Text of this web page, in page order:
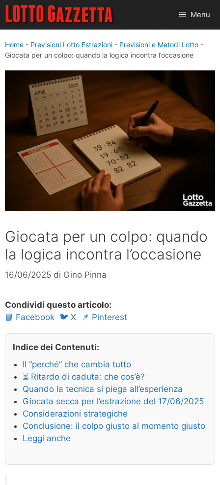
Vai
contenuto
Menu
Home - Previsioni Lotto Estrazioni - Previsioni e Metodi Lotto -
Giocata per un colpo: quando la logica incontra l’occasione
Giocata per un colpo: quando
la logica incontra l’occasione
16/06/2025 di Gino Pinna
Condividi questo articolo:
📘 Facebook 🐦 X 📌 Pinterest
Indice dei Contenuti:
Il “perché” che cambia tutto
⏳ Ritardo di caduta: che cos’è?
Quando la tecnica si piega all’esperienza
Giocata secca per l’estrazione del 17/06/2025
Considerazioni strategiche
Conclusione: il colpo giusto al momento giusto
Leggi anche